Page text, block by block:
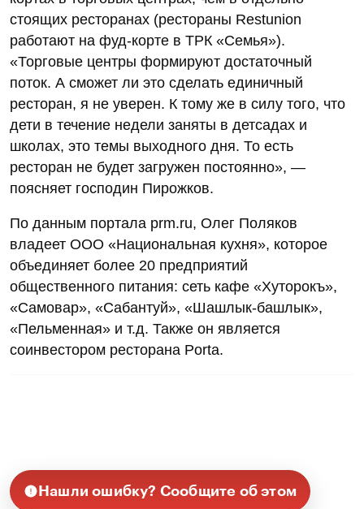
стоящих ресторанах (рестораны Restunion
работают на фуд-корте в ТРК «Семья»).
«Торговые центры формируют достаточный
поток. А сможет ли это сделать единичный
ресторан, я не уверен. К тому же в силу того, что
дети в течение недели заняты в детсадах и
школах, это темы выходного дня. То есть
ресторан не будет загружен постоянно», —
поясняет господин Пирожков.
По данным портала prm.ru, Олег Поляков
владеет ООО «Национальная кухня», которое
объединяет более 20 предприятий
общественного питания: сеть кафе «Хуторокъ»,
«Самовар», «Сабантуй», «Шашлык-башлык»,
«Пельменная» и т.д. Также он является
соинвестором ресторана Porta.
Нашли ошибку? Сообщите об этом